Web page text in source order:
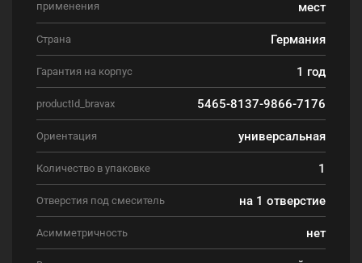
применения
мест
Страна Германия
Гарантия на корпус 1 год
productId_bravax 5465-8137-9866-7176
Ориентация универсальная
Количество в упаковке 1
Отверстия под смеситель на 1 отверстие
Асимметричность нет